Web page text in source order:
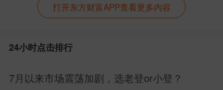
打开东方财富APP查看更多内容
24小时点击排行
7月以来市场震荡加剧，选老登or小登？